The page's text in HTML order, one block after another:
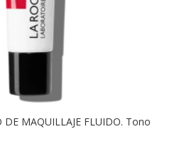
DE MAQUILLAJE FLUIDO. Tono